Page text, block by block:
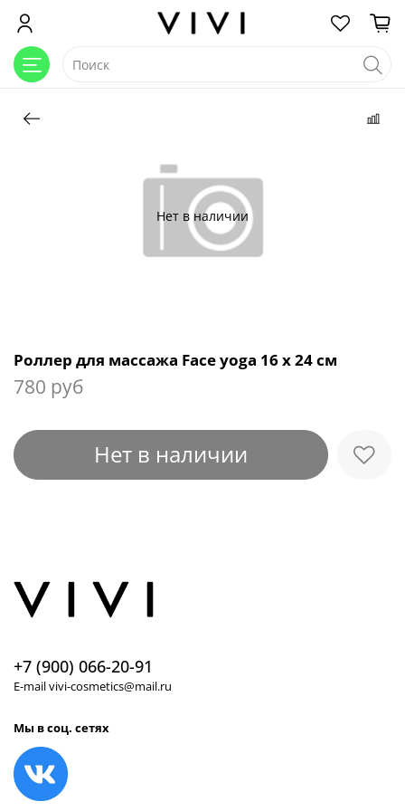
Нет в наличии
Роллер для массажа Face yoga 16 х 24 см
780 руб
Нет в наличии
+7 (900) 066-20-91
E-mail vivi-cosmetics@mail.ru
Мы в соц. сетях